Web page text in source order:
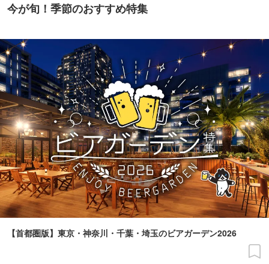
今が旬！季節のおすすめ特集
【首都圏版】東京・神奈川・千葉・埼玉のビアガーデン2026